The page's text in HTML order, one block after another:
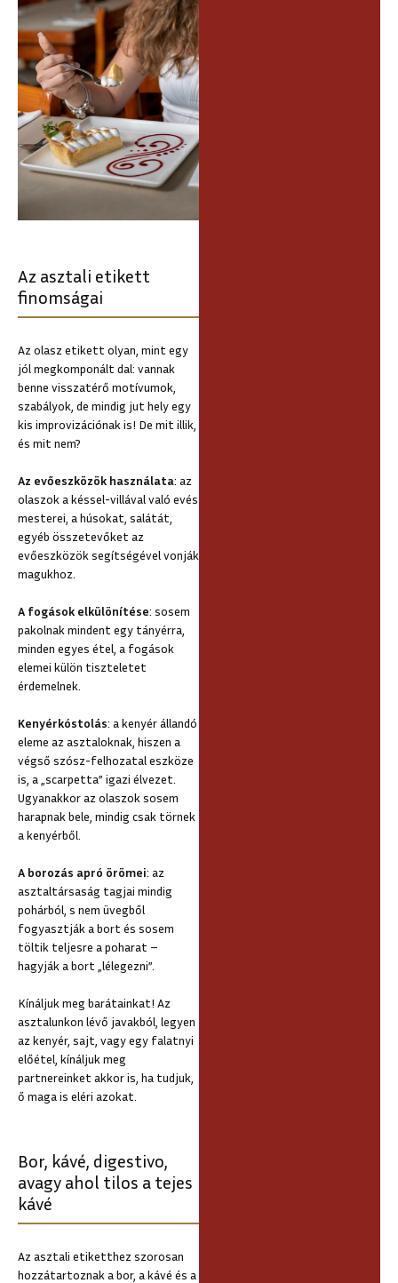
Az asztali etikett
finomságai
Az olasz etikett olyan, mint egy
jól megkomponált dal: vannak
benne visszatérő motívumok,
szabályok, de mindig jut hely egy
kis improvizációnak is! De mit illik,
és mit nem?
Az evőeszközök használata: az
olaszok a késsel-villával való evés
mesterei, a húsokat, salátát,
egyéb összetevőket az
evőeszközök segítségével vonják
magukhoz.
A fogások elkülönítése: sosem
pakolnak mindent egy tányérra,
minden egyes étel, a fogások
elemei külön tiszteletet
érdemelnek.
Kenyérkóstolás: a kenyér állandó
eleme az asztaloknak, hiszen a
végső szósz-felhozatal eszköze
is, a „scarpetta” igazi élvezet.
Ugyanakkor az olaszok sosem
harapnak bele, mindig csak törnek
a kenyérből.
A borozás apró örömei: az
asztaltársaság tagjai mindig
pohárból, s nem üvegből
fogyasztják a bort és sosem
töltik teljesre a poharat –
hagyják a bort „lélegezni”.
Kínáljuk meg barátainkat! Az
asztalunkon lévő javakból, legyen
az kenyér, sajt, vagy egy falatnyi
előétel, kínáljuk meg
partnereinket akkor is, ha tudjuk,
ő maga is eléri azokat.
Bor, kávé, digestivo,
avagy ahol tilos a tejes
kávé
Az asztali etiketthez szorosan
hozzátartoznak a bor, a kávé és a